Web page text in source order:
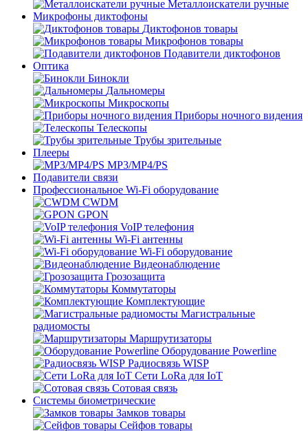
Металлоискатели ручные
Микрофоны диктофоны
Диктофонов товары
Микрофонов товары
Подавители диктофонов
Оптика
Бинокли
Дальномеры
Микроскопы
Приборы ночного видения
Телескопы
Трубы зрительные
Плееры
MP3/MP4/PS
Подавители связи
Профессиональное Wi-Fi оборудование
CWDM
GPON
VoIP телефония
Wi-Fi антенны
Wi-Fi оборудование
Видеонаблюдение
Грозозащита
Коммутаторы
Комплектующие
Магистральные
радиомосты
Маршрутизаторы
Оборудование Powerline
Радиосвязь WISP
Сети LoRa для IoT
Сотовая связь
Системы биометрические
Замков товары
Сейфов товары